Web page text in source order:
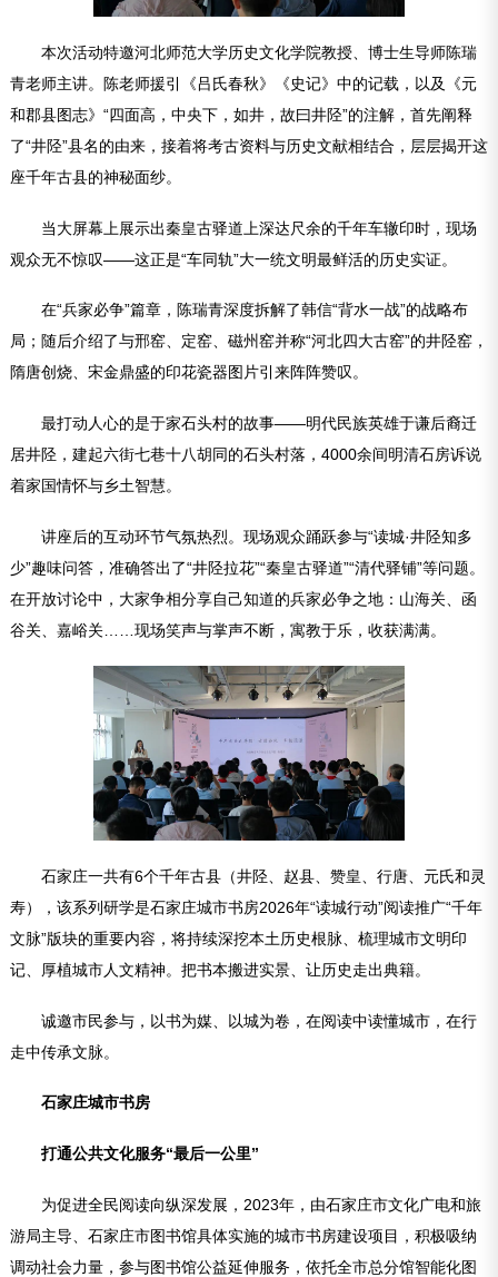
本次活动特邀河北师范大学历史文化学院教授、博士生导师陈瑞
青老师主讲。陈老师援引《吕氏春秋》《史记》中的记载，以及《元
和郡县图志》“四面高，中央下，如井，故曰井陉”的注解，首先阐释
了“井陉”县名的由来，接着将考古资料与历史文献相结合，层层揭开这
座千年古县的神秘面纱。
当大屏幕上展示出秦皇古驿道上深达尺余的千年车辙印时，现场
观众无不惊叹——这正是“车同轨”大一统文明最鲜活的历史实证。
在“兵家必争”篇章，陈瑞青深度拆解了韩信“背水一战”的战略布
局；随后介绍了与邢窑、定窑、磁州窑并称“河北四大古窑”的井陉窑，
隋唐创烧、宋金鼎盛的印花瓷器图片引来阵阵赞叹。
最打动人心的是于家石头村的故事——明代民族英雄于谦后裔迁
居井陉，建起六街七巷十八胡同的石头村落，4000余间明清石房诉说
着家国情怀与乡土智慧。
讲座后的互动环节气氛热烈。现场观众踊跃参与“读城·井陉知多
少”趣味问答，准确答出了“井陉拉花”“秦皇古驿道”“清代驿铺”等问题。
在开放讨论中，大家争相分享自己知道的兵家必争之地：山海关、函
谷关、嘉峪关……现场笑声与掌声不断，寓教于乐，收获满满。
石家庄一共有6个千年古县‌（井陉、赵县、赞皇、行唐、元氏和灵
寿），该系列研学是石家庄城市书房2026年“读城行动”阅读推广“千年
文脉”版块的重要内容，将持续深挖本土历史根脉、梳理城市文明印
记、厚植城市人文精神。把书本搬进实景、让历史走出典籍。
诚邀市民参与，以书为媒、以城为卷，在阅读中读懂城市，在行
走中传承文脉。
石家庄城市书房
打通公共文化服务“最后一公里”
为促进全民阅读向纵深发展，2023年，由石家庄市文化广电和旅
游局主导、石家庄市图书馆具体实施的城市书房建设项目，积极吸纳
调动社会力量，参与图书馆公益延伸服务，依托全市总分馆智能化图